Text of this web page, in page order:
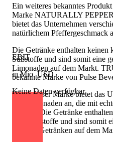
EBIT
in Mio. USD
Keine Daten verfügbar
Ein weiteres bekanntes
Marke NATURALLY
bietet das Unternehmen
natürlichem Pfeffergeschmack
Die Getränke enthalten keinen
Süßstoffe und sind somit eine
Limonaden auf dem Markt.
bekannte Marke von Pulse
Unter dieser Marke bietet das
und Limonaden an, die mit
werden. Die Getränke
oder Süßstoffe und sind somit
anderen Getränken auf dem